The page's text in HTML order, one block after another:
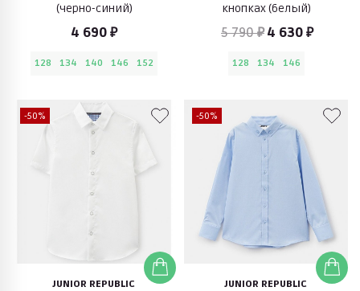
(черно-синий)
4 690 ₽
128 134 140 146 152
кнопках (белый)
5 790 ₽ 4 630 ₽
128 134 146
-50%
JUNIOR REPUBLIC
-50%
JUNIOR REPUBLIC